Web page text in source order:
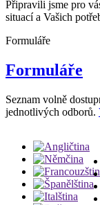
Připravili jsme pro
situací a Vašich
Formuláře
Formuláře
Seznam volně
jednotlivých odborů.